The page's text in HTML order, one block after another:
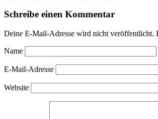
Schreibe einen Kommentar
Deine E-Mail-Adresse wird nicht veröffentlicht.
Name
E-Mail-Adresse
Website